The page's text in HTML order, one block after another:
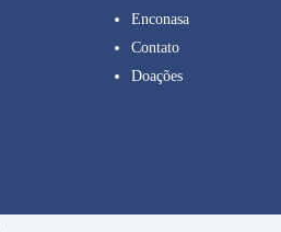
Enconasa
Contato
Doações